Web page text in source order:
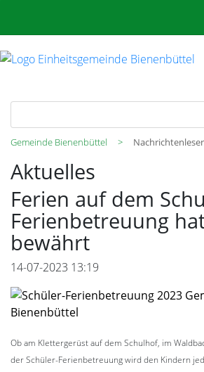
Gemeinde Bienenbüttel Nachrichtenleser
Aktuelles
Ferien auf dem
Ferienbetreuung
bewährt
14-07-2023 13:19
Ob am Klettergerüst auf dem Schulhof, im
der Schüler-Ferienbetreuung wird den Kindern